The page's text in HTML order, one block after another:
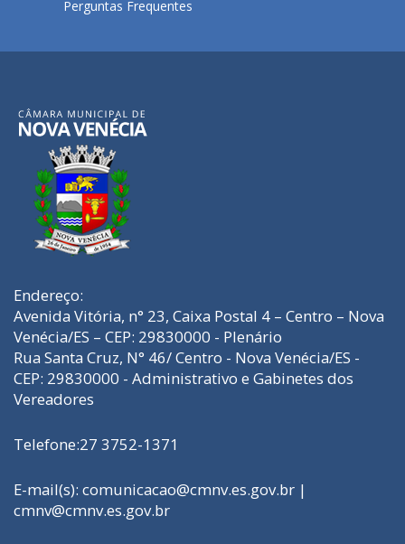
Perguntas Frequentes
Endereço:
Avenida Vitória, n° 23, Caixa Postal 4 – Centro – Nova
Venécia/ES – CEP: 29830000 - Plenário
Rua Santa Cruz, N° 46/ Centro - Nova Venécia/ES -
CEP: 29830000 - Administrativo e Gabinetes dos
Vereadores
Telefone:27 3752-1371
E-mail(s): comunicacao@cmnv.es.gov.br |
cmnv@cmnv.es.gov.br